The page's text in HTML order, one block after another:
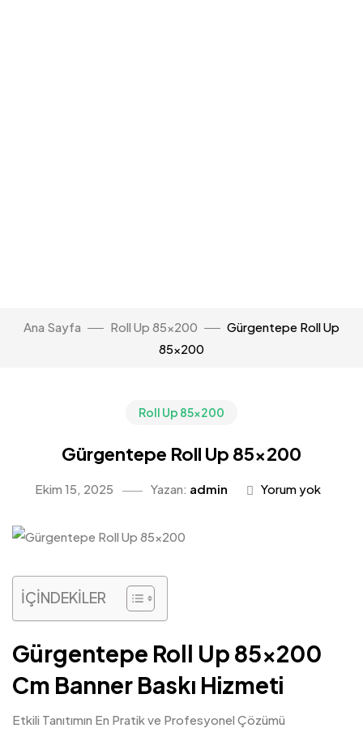
Ana Sayfa Roll Up 85x200
Gürgentepe Roll Up
85×200
Roll Up 85x200
Gürgentepe Roll Up 85×200
Ekim 15, 2025 Yazan: admin Yorum yok
İÇİNDEKİLER
Gürgentepe Roll Up 85×200
Cm Banner Baskı Hizmeti
Etkili Tanıtımın En Pratik ve Profesyonel Çözümü